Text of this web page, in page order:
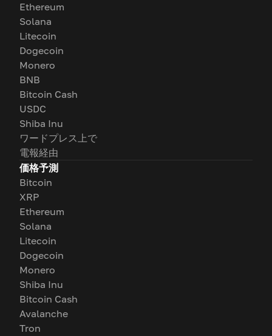
Ethereum
Solana
Litecoin
Dogecoin
Monero
BNB
Bitcoin Cash
USDC
Shiba Inu
ワードプレス上で
電報経由
価格予測
Bitcoin
XRP
Ethereum
Solana
Litecoin
Dogecoin
Monero
Shiba Inu
Bitcoin Cash
Avalanche
Tron